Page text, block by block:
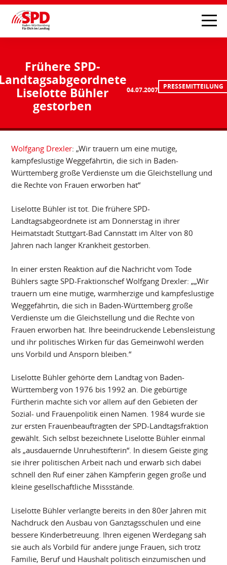
Frühere SPD-
Liselotte Bühler
gestorben
04.07.2007 PRESSEMITTEILUNG
Wolfgang Drexler: „Wir trauern um eine mutige,
kampfeslustige Weggefährtin, die sich in Baden-
Württemberg große Verdienste um die Gleichstellung und
die Rechte von Frauen erworben hat“
Liselotte Bühler ist tot. Die frühere SPD-
Landtagsabgeordnete ist am Donnerstag in ihrer
Heimatstadt Stuttgart-Bad Cannstatt im Alter von 80
Jahren nach langer Krankheit gestorben.
In einer ersten Reaktion auf die Nachricht vom Tode
Bühlers sagte SPD-Fraktionschef Wolfgang Drexler: „„Wir
trauern um eine mutige, warmherzige und kampfeslustige
Weggefährtin, die sich in Baden-Württemberg große
Verdienste um die Gleichstellung und die Rechte von
Frauen erworben hat. Ihre beeindruckende Lebensleistung
und ihr politisches Wirken für das Gemeinwohl werden
uns Vorbild und Ansporn bleiben.“
Liselotte Bühler gehörte dem Landtag von Baden-
Württemberg von 1976 bis 1992 an. Die gebürtige
Fürtherin machte sich vor allem auf den Gebieten der
Sozial- und Frauenpolitik einen Namen. 1984 wurde sie
zur ersten Frauenbeauftragten der SPD-Landtagsfraktion
gewählt. Sich selbst bezeichnete Liselotte Bühler einmal
als „ausdauernde Unruhestifterin“. In diesem Geiste ging
sie ihrer politischen Arbeit nach und erwarb sich dabei
schnell den Ruf einer zähen Kämpferin gegen große und
kleine gesellschaftliche Missstände.
Liselotte Bühler verlangte bereits in den 80er Jahren mit
Nachdruck den Ausbau von Ganztagsschulen und eine
bessere Kinderbetreuung. Ihren eigenen Werdegang sah
sie auch als Vorbild für andere junge Frauen, sich trotz
Familie, Beruf und Haushalt politisch einzumischen und